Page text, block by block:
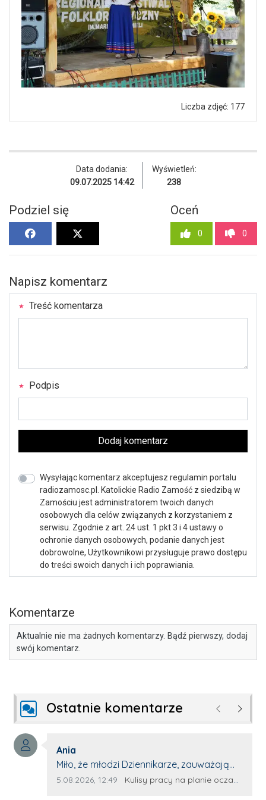
Liczba zdjęć: 177
Data dodania:
09.07.2025 14:42
Wyświetleń:
238
Podziel się Oceń
0 0
Napisz komentarz
Treść komentarza
Podpis
Dodaj komentarz
Wysyłając komentarz akceptujesz regulamin portalu
radiozamosc.pl. Katolickie Radio Zamość z siedzibą w
Zamościu jest administratorem twoich danych
osobowych dla celów związanych z korzystaniem z
serwisu. Zgodnie z art. 24 ust. 1 pkt 3 i 4 ustawy o
ochronie danych osobowych, podanie danych jest
dobrowolne, Użytkownikowi przysługuje prawo dostępu
do treści swoich danych i ich poprawiania.
Komentarze
Aktualnie nie ma żadnych komentarzy. Bądź pierwszy, dodaj
swój komentarz.
Ostatnie komentarze Poprzednie
Autor komentarza:
Ania
Treść komentarza:
Miło, że młodzi Dziennikarze, zauważają
młode talenty, które dopiero wkraczają
Data dodania komentarza:
5.08.2026, 12:49 Źródło komentarza:
Kulisy pracy na planie oczami młodego filmowca